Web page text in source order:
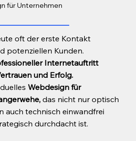
für Unternehmen
oft der erste Kontakt
potenziellen Kunden.
Internetauftritt
und Erfolg.
Webdesign für
das nicht nur optisch
auch technisch einwandfrei
durchdacht ist.